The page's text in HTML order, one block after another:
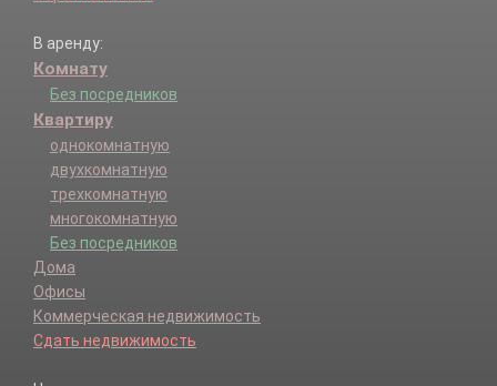
В аренду:
Комнату
Без посредников
Квартиру
однокомнатную
двухкомнатную
трехкомнатную
многокомнатную
Без посредников
Дома
Офисы
Коммерческая недвижимость
Сдать недвижимость